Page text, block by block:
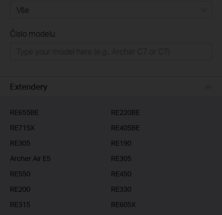
Business
Číslo modelu:
Extendery
RE655BE
RE220BE
RE715X
RE405BE
RE305
RE190
Archer Air E5
RE305
RE550
RE450
RE200
RE330
RE315
RE605X